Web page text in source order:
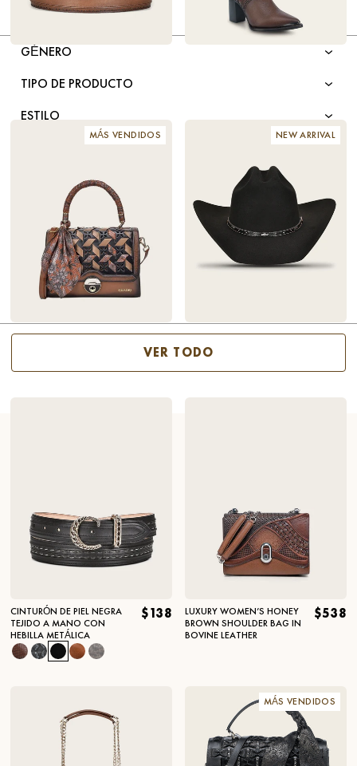
FILTRAR POR
GÉNERO
TIPO DE PRODUCTO
ESTILO
TIPO DE PUNTA
MATERIAL
TALLA
ALTURA
VER TODO
CINTURÓN MINIMALISTA DE
$458
MÁS VENDIDOS
BOLSO SATCHEL DE PIEL
$498
NEW ARRIVAL
BLACK MONTERREY COWBOY
HAT IN 100% PREMIUM
MERINO WOOL
$159
CINTURÓN DE PIEL NEGRA
TEJIDO A MANO CON
HEBILLA METÁLICA
$138
LUXURY WOMEN’S HONEY
BROWN SHOULDER BAG IN
BOVINE LEATHER
$538
MÁS VENDIDOS